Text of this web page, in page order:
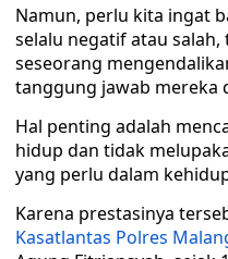
Namun, perlu kita ingat
selalu negatif atau
seseorang
tanggung jawab mereka
Hal penting adalah
hidup dan tidak
yang perlu dalam
Karena prestasinya
Kasatlantas Polres